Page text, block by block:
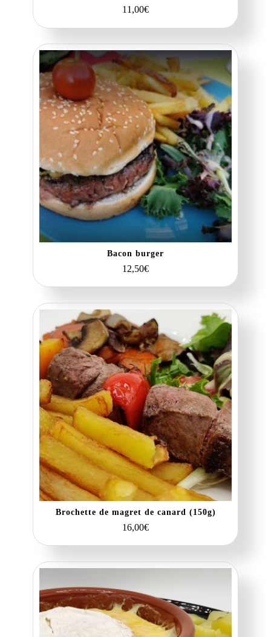
11,00€
Bacon burger
12,50€
Brochette de magret de canard (150g)
16,00€